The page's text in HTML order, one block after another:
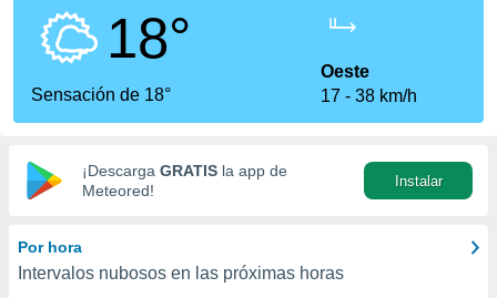
calidad.
a este
las
y
digital
basada
18°
Sensación de 18°
Oeste
17
38 km/h
¡Descarga GRATIS la app de
Meteored!
Instalar
Por hora
Intervalos nubosos en las próximas horas